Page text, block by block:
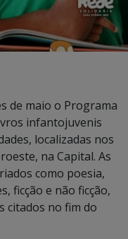
de maio o Programa
infantojuvenis
localizadas nos
na Capital. As
como poesia,
ficção e não ficção,
citados no fim do